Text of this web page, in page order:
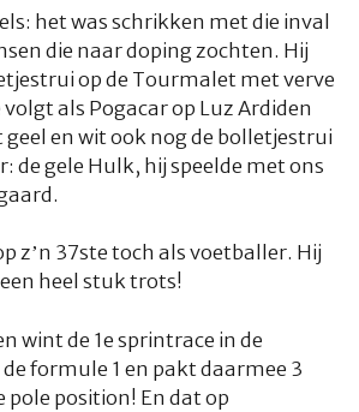
het was schrikken met die inval
die naar doping zochten. Hij
op de Tourmalet met verve
als Pogacar op Luz Ardiden
en wit ook nog de bolletjestrui
de gele Hulk, hij speelde met ons
z’n 37ste toch als voetballer. Hij
heel stuk trots!
wint de 1e sprintrace in de
formule 1 en pakt daarmee 3
pole position! En dat op